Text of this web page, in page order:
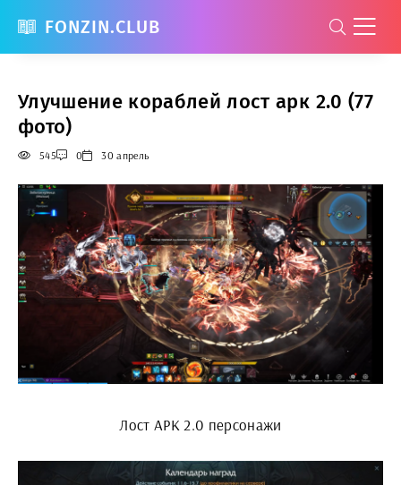
FONZIN.CLUB
Улучшение кораблей лост арк 2.0 (77
фото)
545 0 30 апрель
Лост АРК 2.0 персонажи